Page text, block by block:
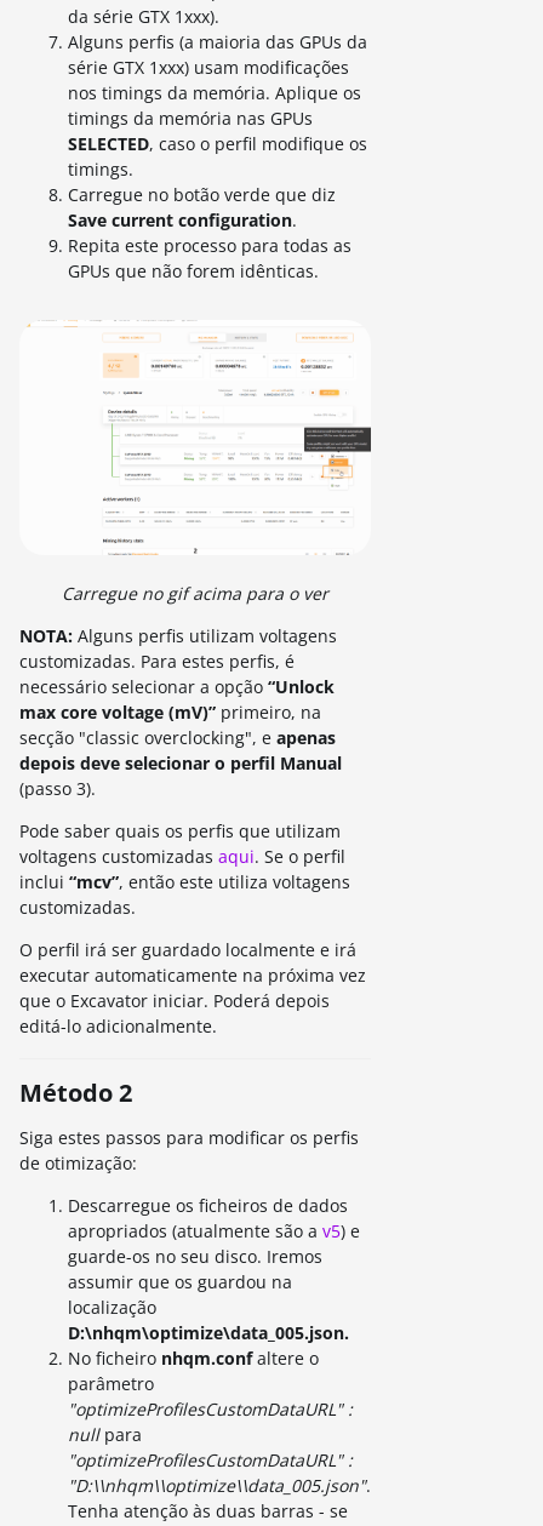
da série GTX 1xxx).
Alguns perfis (a maioria das GPUs da
série GTX 1xxx) usam modificações
nos timings da memória. Aplique os
timings da memória nas GPUs
SELECTED, caso o perfil modifique os
timings.
Carregue no botão verde que diz
Save current configuration.
Repita este processo para todas as
GPUs que não forem idênticas.
Carregue no gif acima para o ver
NOTA: Alguns perfis utilizam voltagens
customizadas. Para estes perfis, é
necessário selecionar a opção “Unlock
max core voltage (mV)” primeiro, na
secção "classic overclocking", e apenas
depois deve selecionar o perfil Manual
(passo 3).
Pode saber quais os perfis que utilizam
voltagens customizadas aqui. Se o perfil
inclui “mcv”, então este utiliza voltagens
customizadas.
O perfil irá ser guardado localmente e irá
executar automaticamente na próxima vez
que o Excavator iniciar. Poderá depois
editá-lo adicionalmente.
Método 2
Siga estes passos para modificar os perfis
de otimização:
Descarregue os ficheiros de dados
apropriados (atualmente são a v5) e
guarde-os no seu disco. Iremos
assumir que os guardou na
localização
D:\nhqm\optimize\data_005.json.
No ficheiro nhqm.confaltere o
parâmetro
"optimizeProfilesCustomDataURL" :
null para
"optimizeProfilesCustomDataURL" :
"D:\\nhqm\\optimize\\data_005.json".
Tenha atenção às duas barras - se